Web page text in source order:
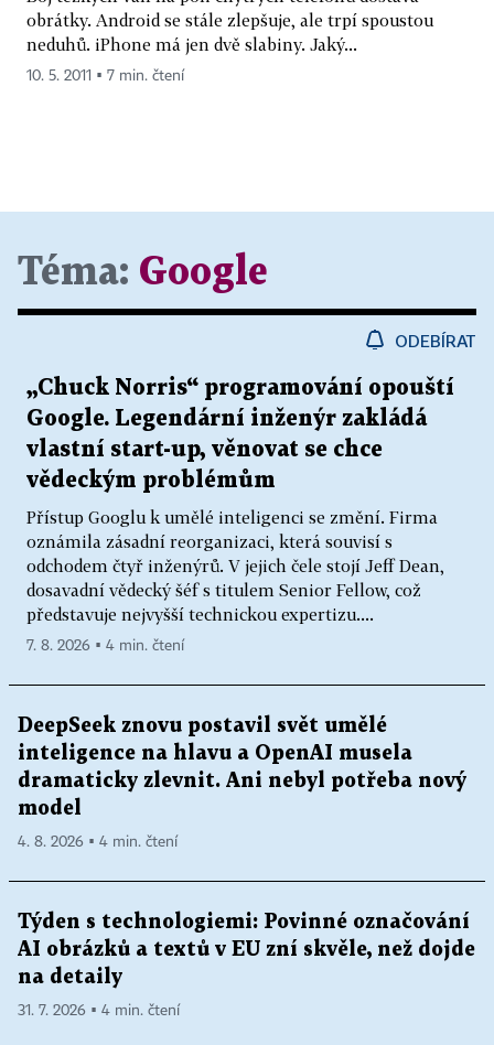
obrátky. Android se stále zlepšuje, ale trpí spoustou
neduhů. iPhone má jen dvě slabiny. Jaký...
10. 5. 2011 ▪ 7 min. čtení
Téma: Google
ODEBÍRAT
„Chuck Norris“ programování opouští
Google. Legendární inženýr zakládá
vlastní start-up, věnovat se chce
vědeckým problémům
Přístup Googlu k umělé inteligenci se změní. Firma
oznámila zásadní reorganizaci, která souvisí s
odchodem čtyř inženýrů. V jejich čele stojí Jeff Dean,
dosavadní vědecký šéf s titulem Senior Fellow, což
představuje nejvyšší technickou expertizu....
7. 8. 2026 ▪ 4 min. čtení
DeepSeek znovu postavil svět umělé
inteligence na hlavu a OpenAI musela
dramaticky zlevnit. Ani nebyl potřeba nový
model
4. 8. 2026 ▪ 4 min. čtení
Týden s technologiemi: Povinné označování
AI obrázků a textů v EU zní skvěle, než dojde
na detaily
31. 7. 2026 ▪ 4 min. čtení